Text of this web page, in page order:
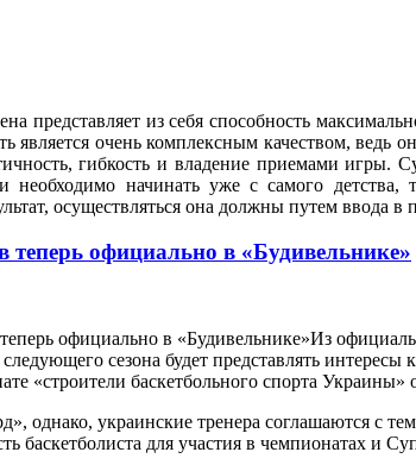
представляет из себя способность
является очень комплексным качеством, ведь
гибкость и владение приемами игры.
необходимо начинать уже с самого
осуществляться она должны путем ввода
теперь официально в «Будивельнике»
Из
сезона будет представлять
«строители баскетбольного спорта Украины»
однако, украинские тренера соглашаются с
для участия в чемпионатах и